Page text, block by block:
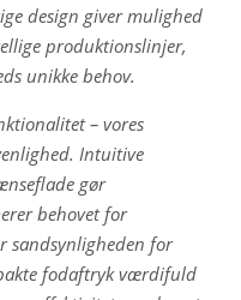
design giver mulighed
produktionslinjer,
unikke behov.
– vores
Intuitive
gør
behovet for
sandsynligheden for
fodaftryk værdifuld